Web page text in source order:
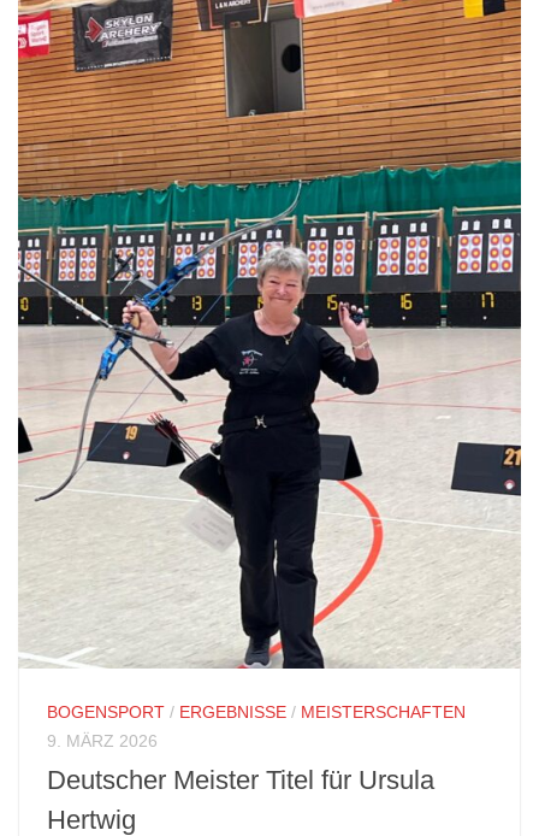
BOGENSPORT / ERGEBNISSE / MEISTERSCHAFTEN
9. MÄRZ 2026
Deutscher Meister Titel für Ursula
Hertwig